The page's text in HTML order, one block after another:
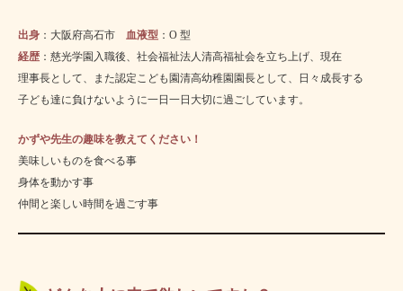
出身 ： 大阪府高石市 血液型 ： O 型
経歴 ： 慈光学園入職後、社会福祉法人清高福祉会を立ち上げ、 現在
理事長として、
また認定こども園清高幼稚園 園長として、 日々 成長する
子ども達に負けないように一日 一日 大切に過ごしています。
かずや先生の趣味を教えてください！
美味しいものを食べる事
身体を動かす事
仲間と楽しい時間を過ごす事